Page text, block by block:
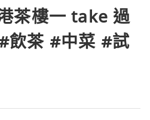
茶樓一 take 過
茶 #中菜 #試